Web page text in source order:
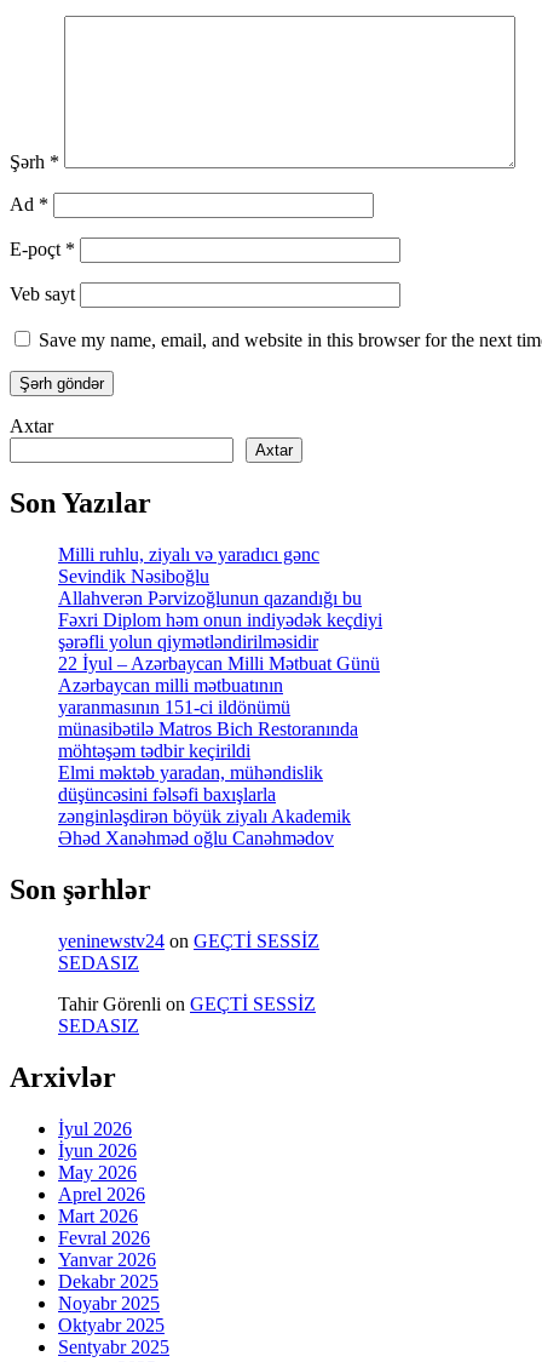
Şərh *
Ad *
E-poçt *
Veb sayt
Save my name, email, and website in this browser for the next
Axtar
Axtar
Son Yazılar
Milli ruhlu, ziyalı və yaradıcı gənc
Sevindik Nəsiboğlu
Allahverən Pərvizoğlunun qazandığı bu
Fəxri Diplom həm onun indiyədək keçdiyi
şərəfli yolun qiymətləndirilməsidir
22 İyul – Azərbaycan Milli Mətbuat Günü
Azərbaycan milli mətbuatının
yaranmasının 151-ci ildönümü
münasibətilə Matros Bich Restoranında
möhtəşəm tədbir keçirildi
Elmi məktəb yaradan, mühəndislik
düşüncəsini fəlsəfi baxışlarla
zənginləşdirən böyük ziyalı Akademik
Əhəd Xanəhməd oğlu Canəhmədov
Son şərhlər
yeninewstv24 on GEÇTİ SESSİZ
SEDASIZ
Tahir Görenli on GEÇTİ SESSİZ
SEDASIZ
Arxivlər
İyul 2026
İyun 2026
May 2026
Aprel 2026
Mart 2026
Fevral 2026
Yanvar 2026
Dekabr 2025
Noyabr 2025
Oktyabr 2025
Sentyabr 2025